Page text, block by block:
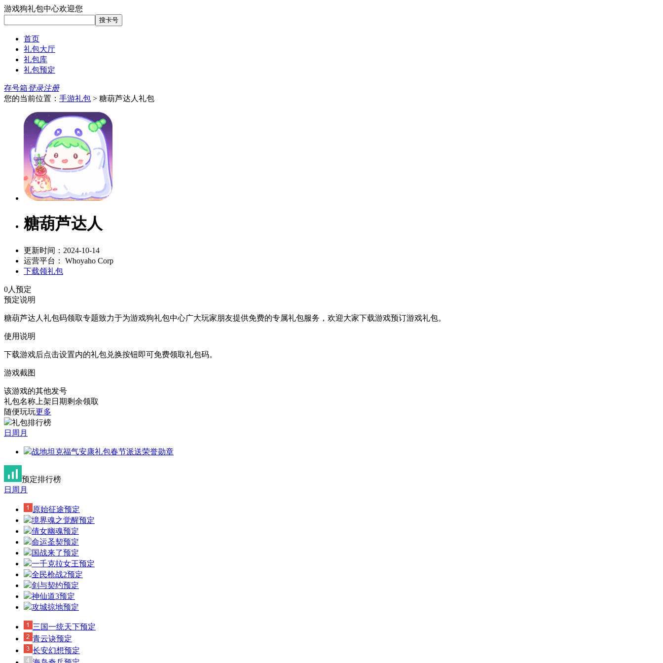
游戏狗礼包中心欢迎您
首页
礼包大厅
礼包库
礼包预定
存号箱登录注册
您的当前位置： 手游礼包 > 糖葫芦达人礼包
糖葫芦达人
更新时间：2024-10-14
运营平台： Whoyaho Corp
下载领礼包
0人预定
预定说明
糖葫芦达人礼包码领取专题致力于为游戏狗礼包中心广大玩家朋友提供免费的专属礼包服务，欢迎大家下载游戏预订游戏礼包。
使用说明
下载游戏后点击设置内的礼包兑换按钮即可免费领取礼包码。
游戏截图
该游戏的其他发号
礼包名称 上架日期剩余领取
随便玩玩更多
礼包排行榜
日 周 月
战地坦克福气安康礼包春节派送荣誉勋章
预定排行榜
日 周 月
原始征途预定
境界魂之觉醒预定
倩女幽魂预定
命运圣契预定
国战来了预定
一千克拉女王预定
全民枪战2预定
剑与契约预定
神仙道3预定
攻城掠地预定
三国一统天下预定
青云诀预定
长安幻想预定